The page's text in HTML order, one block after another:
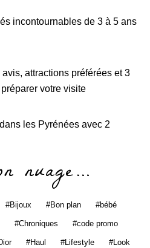
incontournables de 3 à 5 ans
avis, attractions préférées et 3
votre visite
les Pyrénées avec 2
nuage…
Bijoux Bon plan bébé
Chroniques code promo
Haul Lifestyle Look